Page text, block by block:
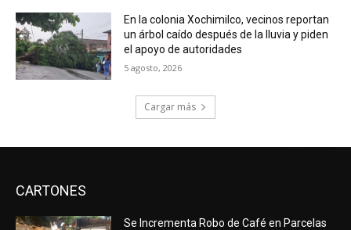
En la colonia Xochimilco, vecinos reportan
un árbol caído después de la lluvia y piden
el apoyo de autoridades
5 agosto, 2026
Cargar más
CARTONES
Se Incrementa Robo de Café en Parcelas